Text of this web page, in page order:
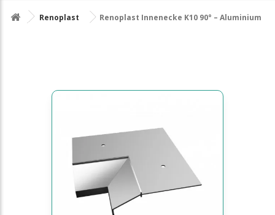
Renoplast Renoplast Innenecke K10 90° – Aluminium